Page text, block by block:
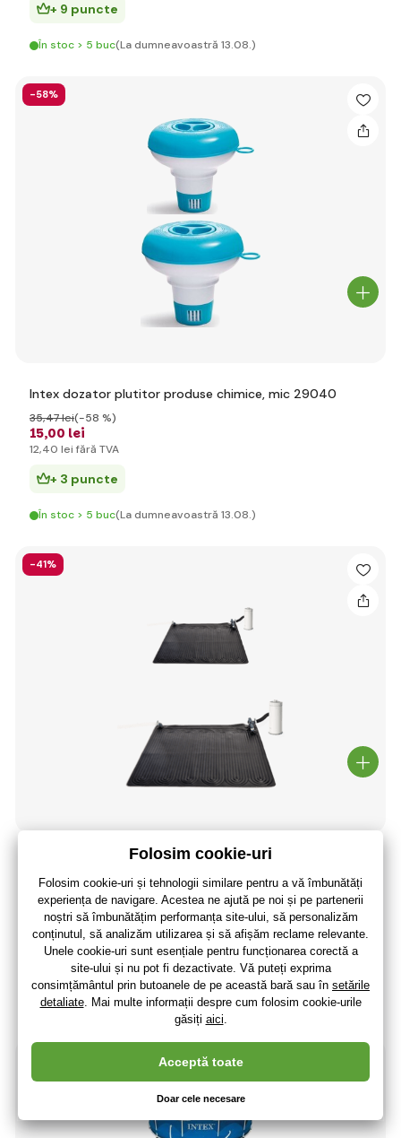
+ 9 puncte
În stoc > 5 buc(La dumneavoastră 13.08.)
-58%
Intex dozator plutitor produse chimice, mic 29040
15,00 lei
35,47 lei(-58 %)
12,40 lei fără TVA
+ 3 puncte
În stoc > 5 buc(La dumneavoastră 13.08.)
-41%
)
Panou solar INTEX 28685 pentru încălzirea apei
105,31 lei
,46 lei (-41 %)
87,03 leifără TVA
+ 22 puncte
În stoc > 5 buc(La dumneavoastră 13.08.)